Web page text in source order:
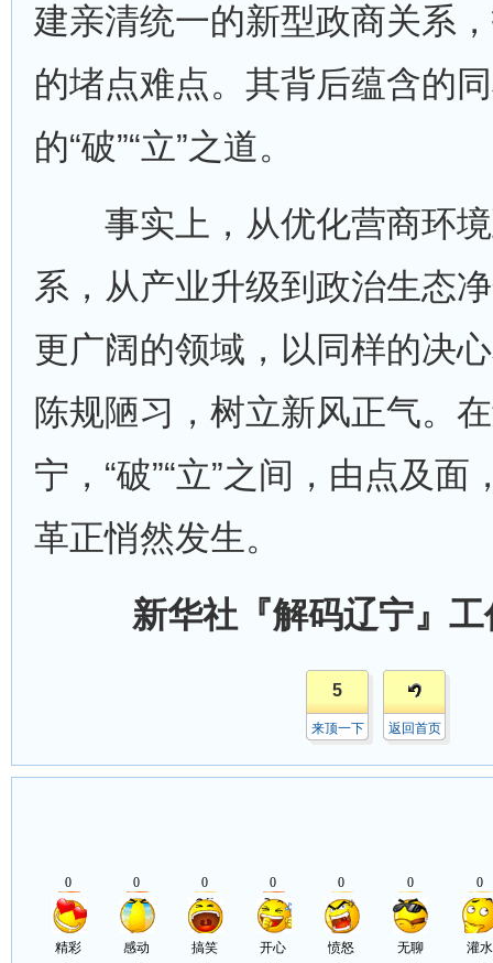
建亲清统一的新型政商关系
的堵点难点。其背后蕴含的
的“破”“立”之道。
事实上，从优化营商环境
系，从产业升级到政治生态
更广阔的领域，以同样的决
陈规陋习，树立新风正气。
宁，“破”“立”之间，由点及
革正悄然发生。
新华社『解码辽宁』
5
来顶一下 返回首页